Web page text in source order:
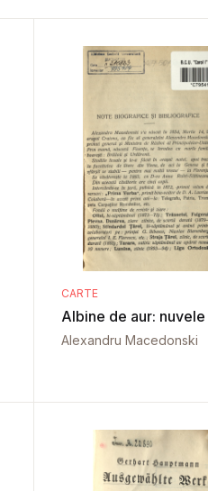
CARTE
Albine de aur: nuvele
Alexandru Macedonski